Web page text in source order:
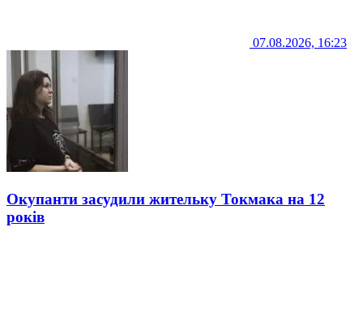
07.08.2026, 16:23
Окупанти засудили жительку Токмака на 12
років